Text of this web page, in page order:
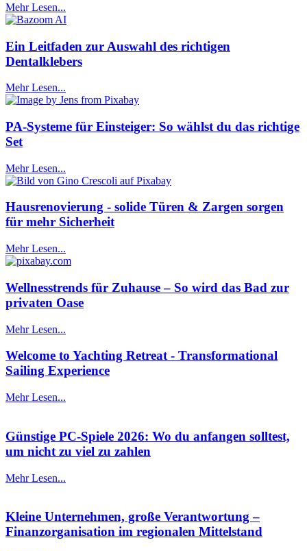
Mehr Lesen...
Ein Leitfaden zur Auswahl des richtigen
Dentalklebers
Mehr Lesen...
PA-Systeme für Einsteiger: So wählst du das richtige
Set
Mehr Lesen...
Hausrenovierung - solide Türen & Zargen sorgen
für mehr Sicherheit
Mehr Lesen...
Wellnesstrends für Zuhause – So wird das Bad zur
privaten Oase
Mehr Lesen...
Welcome to Yachting Retreat - Transformational
Sailing Experience
Mehr Lesen...
Günstige PC-Spiele 2026: Wo du anfangen solltest,
um nicht zu viel zu zahlen
Mehr Lesen...
Kleine Unternehmen, große Verantwortung –
Finanzorganisation im regionalen Mittelstand